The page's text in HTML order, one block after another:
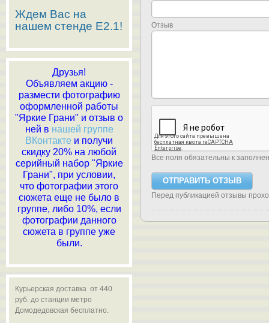
Отзыв
Все поля обязательны к
Перед публикацией отзывы
Ждем Вас на
нашем стенде E2.1!
Друзья!
Объявляем акцию -
размести фотографию
оформленной работы
"Яркие Грани" и отзыв о
ней в нашей группе
ВКонтакте и получи
скидку 20% на любой
серийный набор "Яркие
Грани", при условии,
что фотографии этого
сюжета еще не было в
группе, либо 10%, если
фотографии данного
сюжета в группе уже
были.
Курьерская доставка от 440
руб. до станции метро
Домодедовская бесплатно.